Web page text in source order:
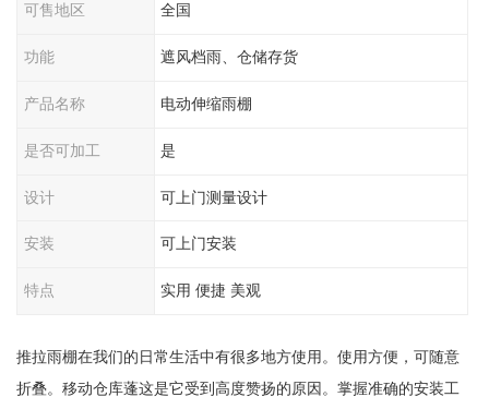
可售地区 全国
功能 遮风档雨、仓储存货
产品名称 电动伸缩雨棚
是否可加工 是
设计 可上门测量设计
安装 可上门安装
特点 实用 便捷 美观
推拉雨棚在我们的日常生活中有很多地方使用。使用方便，可随意
折叠。移动仓库蓬这是它受到高度赞扬的原因。掌握准确的安装工